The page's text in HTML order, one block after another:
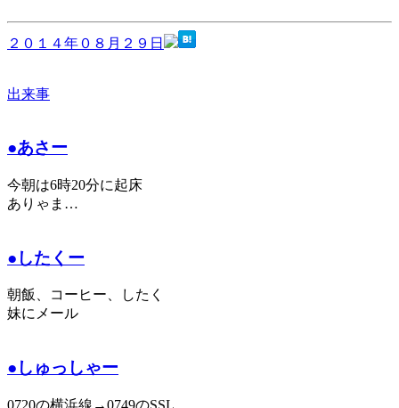
２０１４年０８月２９日
出来事
●あさー
今朝は6時20分に起床
ありゃま…
●したくー
朝飯、コーヒー、したく
妹にメール
●しゅっしゃー
0720の横浜線→0749のSSL